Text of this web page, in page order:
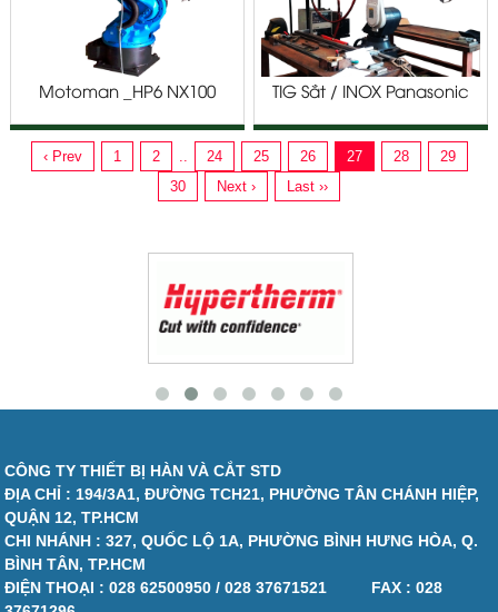
Motoman _HP6 NX100
TIG Sắt / INOX Panasonic
‹ Prev 1 2 24 25 26 27 28
29
30
Next › Last ››
CÔNG TY THIẾT BỊ HÀN VÀ CẮT STD
ĐỊA CHỈ : 194/3A1, ĐƯỜNG TCH21, PHƯỜNG TÂN CHÁNH HIỆP,
QUẬN 12, TP.HCM
CHI NHÁNH : 327, QUỐC LỘ 1A, PHƯỜNG BÌNH HƯNG HÒA, Q.
BÌNH TÂN, TP.HCM
ĐIỆN THOẠI :028 62500950 / 028 37671521 FAX :028